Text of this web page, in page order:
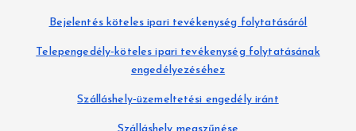
Bejelentés köteles ipari tevékenység folytatásáról
Telepengedély‐köteles ipari tevékenység folytatásának
engedélyezéséhez
Szálláshely‐üzemeltetési engedély iránt